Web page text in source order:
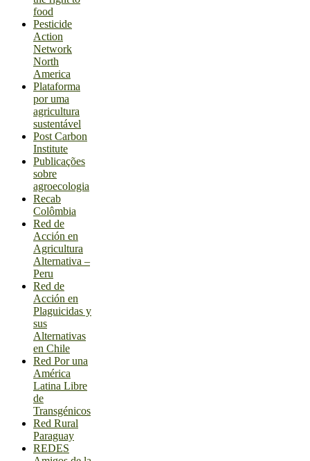
food
Pesticide
Action
Network
North
America
Plataforma
por uma
agricultura
sustentável
Post Carbon
Institute
Publicações
sobre
agroecologia
Recab
Colômbia
Red de
Acción en
Agricultura
Alternativa –
Peru
Red de
Acción en
Plaguicidas y
sus
Alternativas
en Chile
Red Por una
América
Latina Libre
de
Transgénicos
Red Rural
Paraguay
REDES